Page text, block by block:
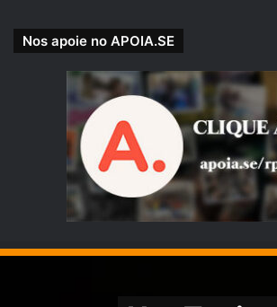
Nos apoie no APOIA.SE